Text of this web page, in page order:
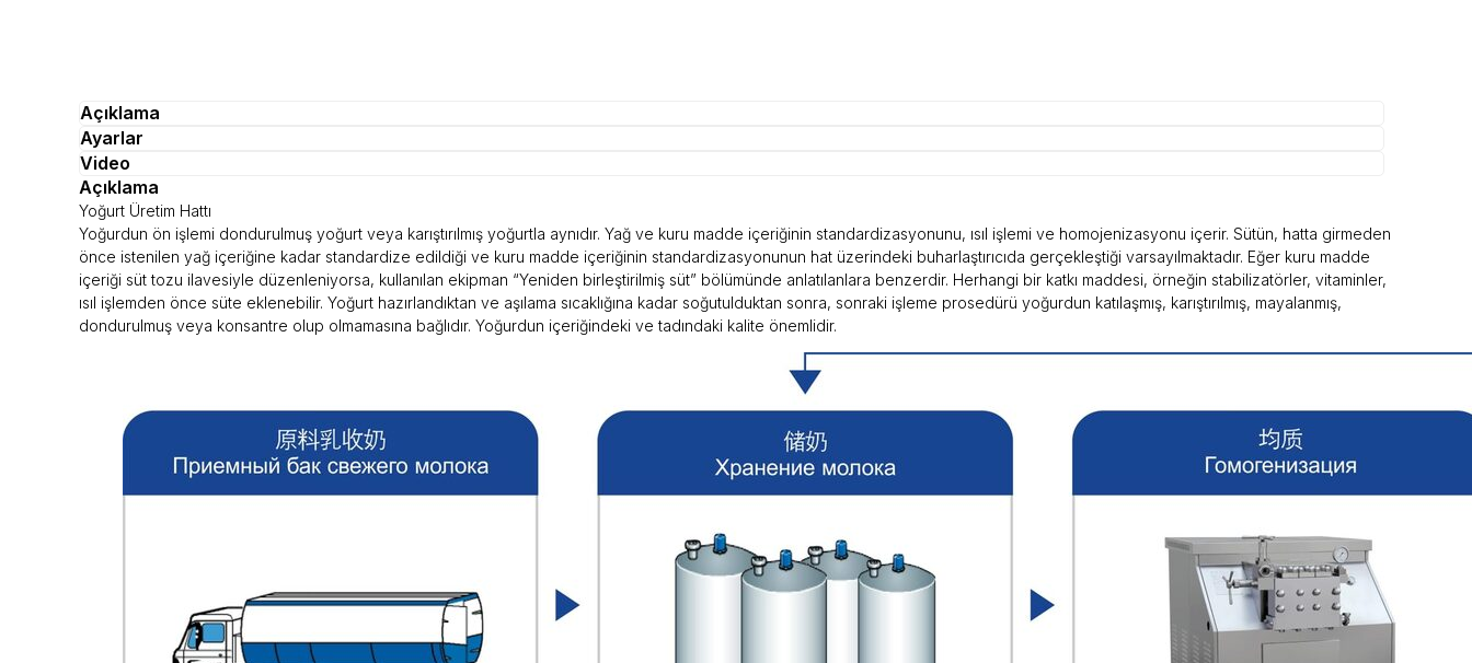
Açıklama
Ayarlar
Video
Açıklama
Yoğurt Üretim Hattı
Yoğurdun ön işlemi dondurulmuş yoğurt veya karıştırılmış yoğurtla aynıdır. Yağ ve kuru madde içeriğinin standardizasyonunu, ısıl işlemi ve homojenizasyonu içerir. Sütün, hatta girmeden
önce istenilen yağ içeriğine kadar standardize edildiği ve kuru madde içeriğinin standardizasyonunun hat üzerindeki buharlaştırıcıda gerçekleştiği varsayılmaktadır. Eğer kuru madde
içeriği süt tozu ilavesiyle düzenleniyorsa, kullanılan ekipman “Yeniden birleştirilmiş süt” bölümünde anlatılanlara benzerdir. Herhangi bir katkı maddesi, örneğin stabilizatörler, vitaminler,
ısıl işlemden önce süte eklenebilir. Yoğurt hazırlandıktan ve aşılama sıcaklığına kadar soğutulduktan sonra, sonraki işleme prosedürü yoğurdun katılaşmış, karıştırılmış, mayalanmış,
dondurulmuş veya konsantre olup olmamasına bağlıdır. Yoğurdun içeriğindeki ve tadındaki kalite önemlidir.